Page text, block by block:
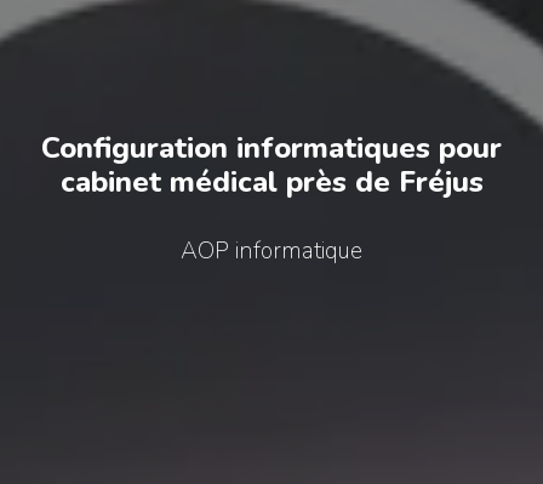
Configuration informatiques pour
cabinet médical près de Fréjus
AOP informatique